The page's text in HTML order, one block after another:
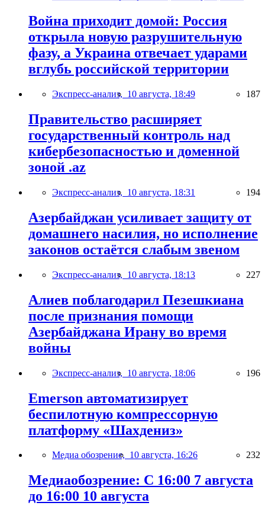
Война приходит домой: Россия
открыла новую разрушительную
фазу, а Украина отвечает ударами
вглубь российской территории
Экспресс-анализ, 10 августа, 18:49 187
Правительство расширяет
государственный контроль над
кибербезопасностью и доменной
зоной .az
Экспресс-анализ, 10 августа, 18:31 194
Азербайджан усиливает защиту от
домашнего насилия, но исполнение
законов остаётся слабым звеном
Экспресс-анализ, 10 августа, 18:13 227
Алиев поблагодарил Пезешкиана
после признания помощи
Азербайджана Ирану во время
войны
Экспресс-анализ, 10 августа, 18:06 196
Emerson автоматизирует
беспилотную компрессорную
платформу «Шахдениз»
Медиа обозрение, 10 августа, 16:26 232
Медиаобозрение: С 16:00 7 августа
до 16:00 10 августа